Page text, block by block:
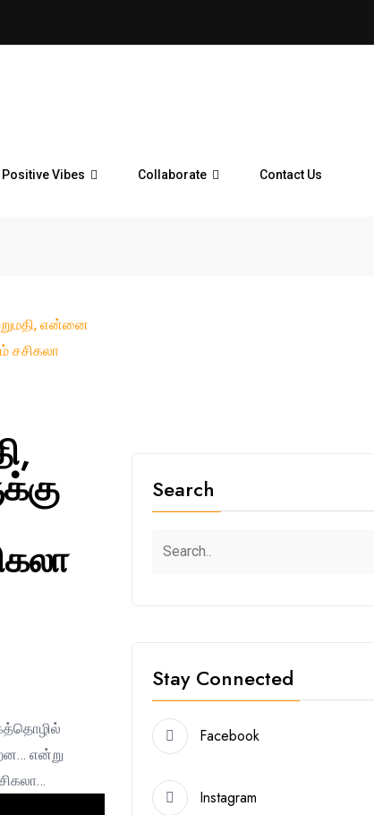
Positive Vibes Collaborate Contact Us
என்னை
சசிகலா
என்று
Search
Stay Connected
Facebook
Instagram